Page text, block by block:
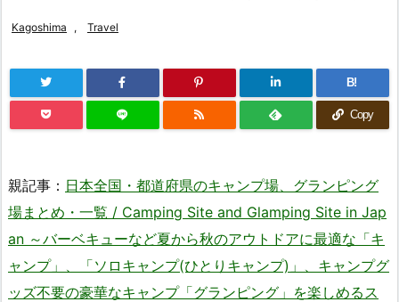
Kagoshima , Travel
B!
Copy
親記事： 日本全国・都道府県のキャンプ場、グランピング
場まとめ・一覧 / Camping Site and Glamping Site in Jap
an ～バーベキューなど夏から秋のアウトドアに最適な「キ
ャンプ」、「ソロキャンプ(ひとりキャンプ)」、キャンプグ
ッズ不要の豪華なキャンプ「グランピング」を楽しめるス